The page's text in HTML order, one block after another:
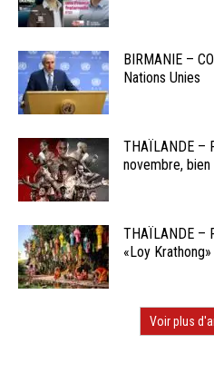
BIRMANIE –
Nations Unies
THAÏLANDE –
novembre, bien
THAÏLANDE –
«Loy
Voir plus